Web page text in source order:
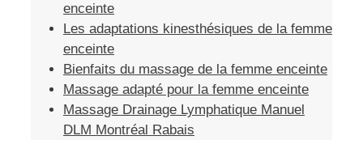
enceinte
Les adaptations kinesthésiques de la femme
enceinte
Bienfaits du massage de la femme enceinte
Massage adapté pour la femme enceinte
Massage Drainage Lymphatique Manuel
DLM Montréal Rabais